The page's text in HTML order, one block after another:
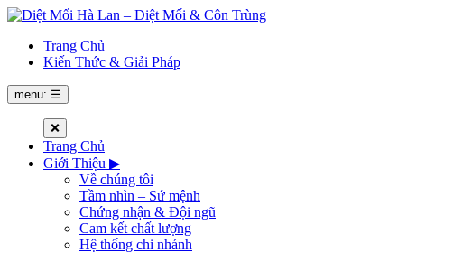
Trang Chủ
Kiến Thức & Giải Pháp
menu: ☰
❌
Trang Chủ
Giới Thiệu ▶
Về chúng tôi
Tầm nhìn – Sứ mệnh
Chứng nhận & Đội ngũ
Cam kết chất lượng
Hệ thống chi nhánh